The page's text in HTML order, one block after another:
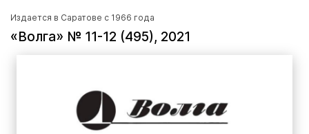
Издается в Саратове с 1966 года
«Волга» № 11-12 (495), 2021